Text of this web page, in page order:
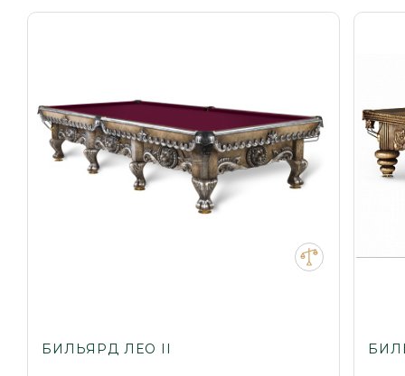
БИЛЬЯРД ЛЕО II